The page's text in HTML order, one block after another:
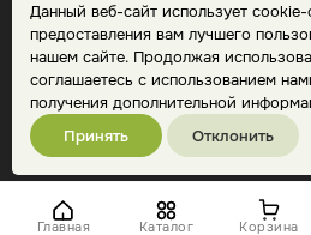
Данный веб-сайт использует
предоставления вам лучшего
нашем сайте. Продолжая
соглашаетесь с использованием
получения дополнительной
Принять
Отклонить
Главная Каталог Корзина
Карта сайта
Политика конфиденциальности
Публичная оферта
Обработка персональных данных